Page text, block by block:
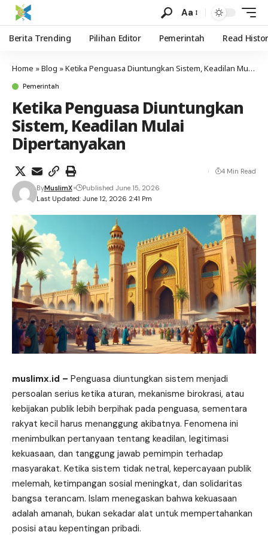
Aa
Berita Trending Pilihan Editor Pemerintah Read
Home »Blog »Ketika Penguasa Diuntungkan Sistem, Keadilan Mulai Dipertanyakan
Pemerintah
Ketika Penguasa Diuntungkan
Sistem, Keadilan Mulai
Dipertanyakan
Last Updated: June 12, 2026 2:41 Pm
ByMuslimX Published June 15, 2026
4 Min Read
muslimx.id – Penguasa diuntungkan sistem menjadi
persoalan serius ketika aturan, mekanisme birokrasi, atau
kebijakan publik lebih berpihak pada penguasa, sementara
rakyat kecil harus menanggung akibatnya. Fenomena ini
menimbulkan pertanyaan tentang keadilan, legitimasi
kekuasaan, dan tanggung jawab pemimpin terhadap
masyarakat. Ketika sistem tidak netral, kepercayaan publik
melemah, ketimpangan sosial meningkat, dan solidaritas
bangsa terancam. Islam menegaskan bahwa kekuasaan
adalah amanah, bukan sekadar alat untuk mempertahankan
posisi atau kepentingan pribadi.